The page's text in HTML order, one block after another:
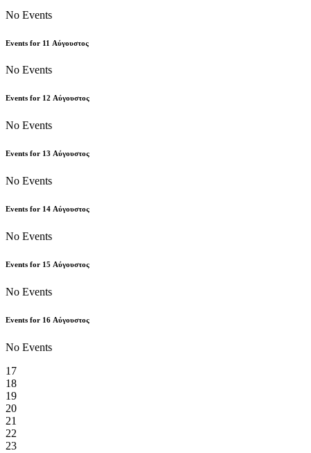
No Events
Events for 11 Αύγουστος
No Events
Events for 12 Αύγουστος
No Events
Events for 13 Αύγουστος
No Events
Events for 14 Αύγουστος
No Events
Events for 15 Αύγουστος
No Events
Events for 16 Αύγουστος
No Events
17
18
19
20
21
22
23